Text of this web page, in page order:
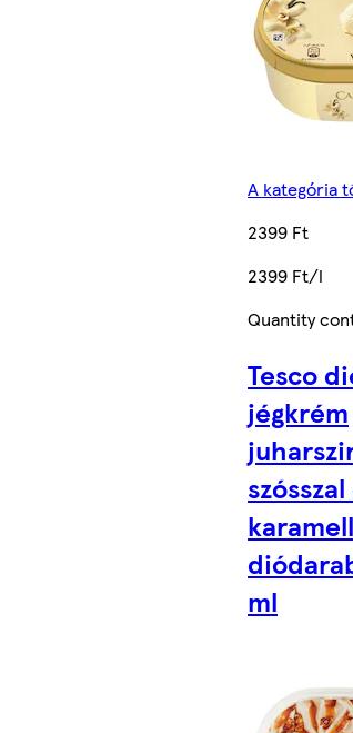
A kategória
2399 Ft
2399 Ft/l
Quantity
Tesco
jégkrém
ml